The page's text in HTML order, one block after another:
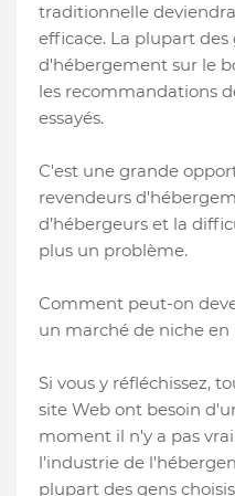
traditionnelle
efficace. La plupart
d'hébergement sur le
les recommandations
essayés.
C'est une grande
revendeurs
d’hébergeurs et la
plus un problème.
Comment peut-on
un marché de niche
Si vous y réfléchissez,
site Web ont besoin
moment il n'y a pas
l’industrie de
plupart des gens